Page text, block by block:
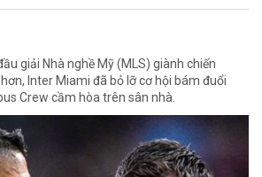
giải Nhà nghề Mỹ (MLS) giành chiến
Inter Miami đã bỏ lỡ cơ hội bám đuổi
Crew cầm hòa trên sân nhà.